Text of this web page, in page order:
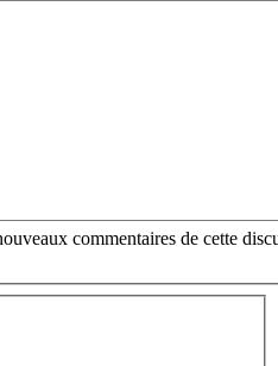
commentaires de cette